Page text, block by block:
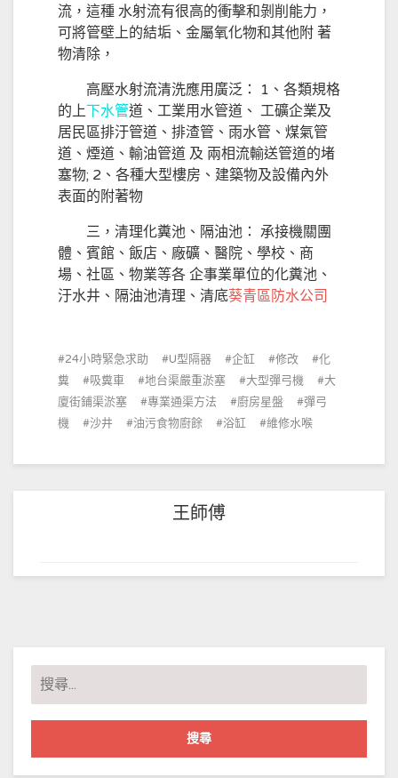
流，這種 水射流有很高的衝擊和剝削能力，
可將管壁上的結垢、金屬氧化物和其他附 著
物清除，
高壓水射流清洗應用廣泛： 1、各類規格
的上下水管道、工業用水管道、 工礦企業及
居民區排汙管道、排渣管、雨水管、煤氣管
道、煙道、輸油管道 及 兩相流輸送管道的堵
塞物; 2、各種大型樓房、建築物及設備內外
表面的附著物
三，清理化糞池、隔油池： 承接機關團
體、賓館、飯店、廠礦、醫院、學校、商
場、社區、物業等各 企事業單位的化糞池、
汙水井、隔油池清理、清底葵青區防水公司
24小時緊急求助 U型隔器 企缸 修改
化
糞
吸糞車 地台渠嚴重淤塞 大型彈弓機
大
廈街鋪渠淤塞
專業通渠方法 廚房星盤
彈弓
機
沙井 油污食物廚餘 浴缸 維修水喉
王師傅
搜
尋
關
字: